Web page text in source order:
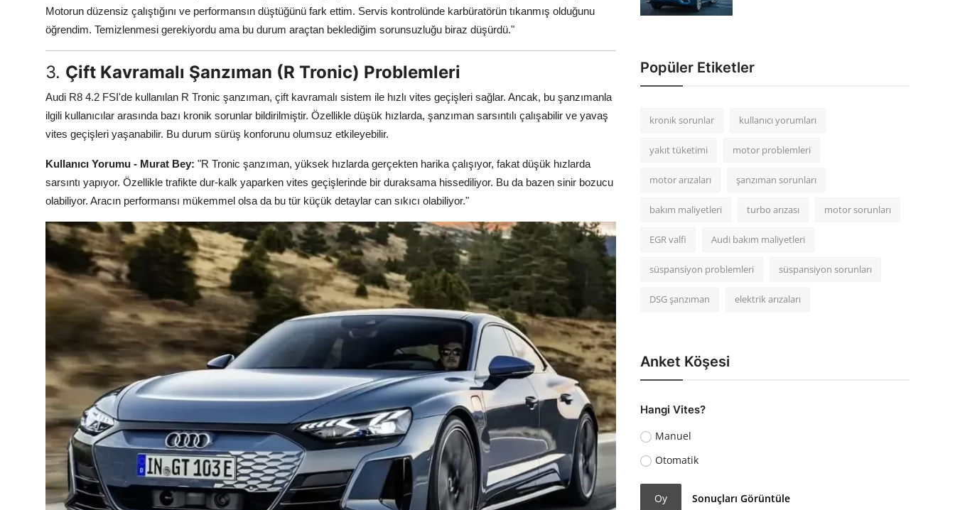
Motorun düzensiz çalıştığını ve performansın düştüğünü fark ettim. Servis kontrolünde karbüratörün tıkanmış olduğunu
öğrendim. Temizlenmesi gerekiyordu ama bu durum araçtan beklediğim sorunsuzluğu biraz düşürdü."
3. Çift Kavramalı Şanzıman (R Tronic) Problemleri
Audi R8 4.2 FSI'de kullanılan R Tronic şanzıman, çift kavramalı sistem ile hızlı vites geçişleri sağlar. Ancak, bu şanzımanla
ilgili kullanıcılar arasında bazı kronik sorunlar bildirilmiştir. Özellikle düşük hızlarda, şanzıman sarsıntılı çalışabilir ve yavaş
vites geçişleri yaşanabilir. Bu durum sürüş konforunu olumsuz etkileyebilir.
Kullanıcı Yorumu - Murat Bey: "R Tronic şanzıman, yüksek hızlarda gerçekten harika çalışıyor, fakat düşük hızlarda
sarsıntı yapıyor. Özellikle trafikte dur-kalk yaparken vites geçişlerinde bir duraksama hissediliyor. Bu da bazen sinir bozucu
olabiliyor. Aracın performansı mükemmel olsa da bu tür küçük detaylar can sıkıcı olabiliyor."
Popüler Etiketler
kronik sorunlar kullanıcı yorumları
yakıt tüketimi motor problemleri
motor arızaları şanzıman sorunları
bakım maliyetleri turbo arızası motor sorunları
EGR valfi Audi bakım maliyetleri
süspansiyon problemleri süspansiyon sorunları
DSG şanzıman elektrik arızaları
Anket Köşesi
Hangi Vites?
Manuel
Otomatik
Oy Sonuçları Görüntüle